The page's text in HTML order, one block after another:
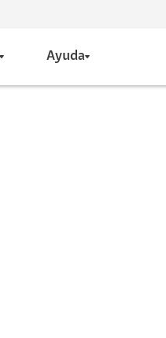
Ayuda